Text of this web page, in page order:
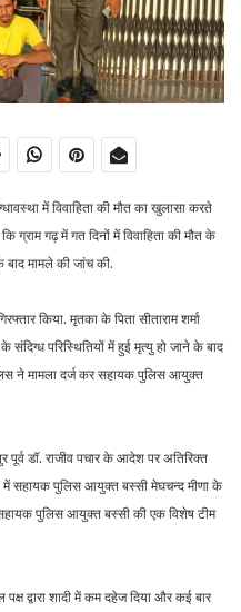
में विवाहिता की मौत का खुलासा करते
ग्राम गढ़ में गत दिनों में विवाहिता की मौत के
बाद मामले की जांच की.
किया. मृतका के पिता सीताराम शर्मा
परिस्थितियों में हुई मृत्यु हो जाने के बाद
ने मामला दर्ज कर सहायक पुलिस आयुक्त
डॉ. राजीव पचार के आदेश पर अतिरिक्त
में सहायक पुलिस आयुक्त बस्सी मेघचन्द मीणा के
सहायक पुलिस आयुक्त बस्सी की एक विशेष टीम
द्वारा शादी में कम दहेज दिया और कई बार